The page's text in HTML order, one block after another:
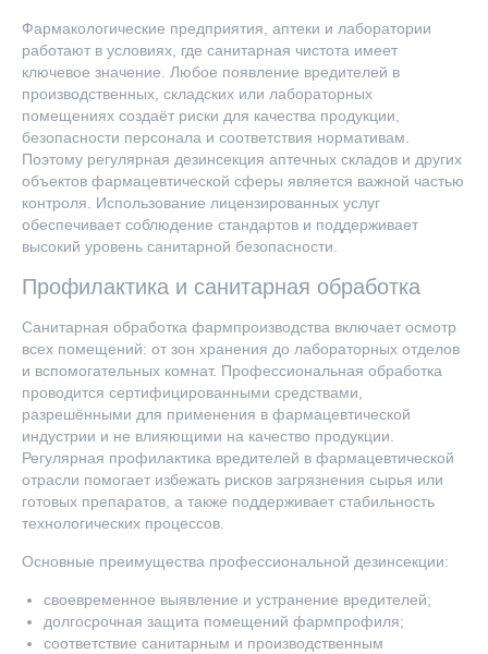
Фармакологические предприятия, аптеки и лаборатории
работают в условиях, где санитарная чистота имеет
ключевое значение. Любое появление вредителей в
производственных, складских или лабораторных
помещениях создаёт риски для качества продукции,
безопасности персонала и соответствия нормативам.
Поэтому регулярная дезинсекция аптечных складов и других
объектов фармацевтической сферы является важной частью
контроля. Использование лицензированных услуг
обеспечивает соблюдение стандартов и поддерживает
высокий уровень санитарной безопасности.
Профилактика и санитарная обработка
Санитарная обработка фармпроизводства включает осмотр
всех помещений: от зон хранения до лабораторных отделов
и вспомогательных комнат. Профессиональная обработка
проводится сертифицированными средствами,
разрешёнными для применения в фармацевтической
индустрии и не влияющими на качество продукции.
Регулярная профилактика вредителей в фармацевтической
отрасли помогает избежать рисков загрязнения сырья или
готовых препаратов, а также поддерживает стабильность
технологических процессов.
Основные преимущества профессиональной дезинсекции:
своевременное выявление и устранение вредителей;
долгосрочная защита помещений фармпрофиля;
соответствие санитарным и производственным